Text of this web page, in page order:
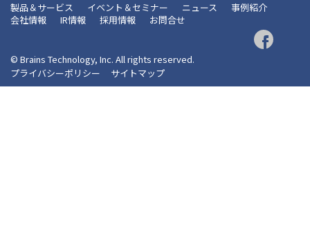
製品＆サービス イベント＆セミナー ニュース
事例紹介
会社情報
IR情報 採用情報 お問合せ
© Brains Technology, Inc. All rights reserved.
プライバシーポリシー
サイトマップ